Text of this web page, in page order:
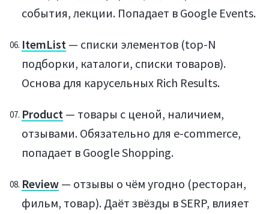
события, лекции. Попадает в Google Events.
ItemList — списки элементов (top-N
подборки, каталоги, списки товаров).
Основа для карусельных Rich Results.
Product — товары с ценой, наличием,
отзывами. Обязательно для e-commerce,
попадает в Google Shopping.
Review — отзывы о чём угодно (ресторан,
фильм, товар). Даёт звёзды в SERP, влияет